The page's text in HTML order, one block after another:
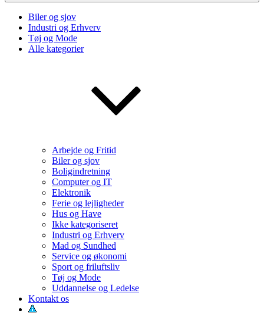
Biler og sjov
Industri og Erhverv
Tøj og Mode
Alle kategorier
Arbejde og Fritid
Biler og sjov
Boligindretning
Computer og IT
Elektronik
Ferie og lejligheder
Hus og Have
Ikke kategoriseret
Industri og Erhverv
Mad og Sundhed
Service og økonomi
Sport og friluftsliv
Tøj og Mode
Uddannelse og Ledelse
Kontakt os